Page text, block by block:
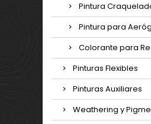
Pintura
Pintura para
Colorante para
Pinturas Flexibles
Pinturas Auxiliares
Weathering y